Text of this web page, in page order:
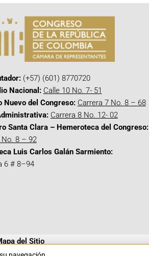
(+57) (601) 8770720
Nacional: Calle 10 No. 7- 51
Nuevo del Congreso: Carrera 7 No. 8 – 68
Carrera 8 No. 12- 02
Santa Clara – Hemeroteca del Congreso:
No. 8 – 92
Luis Carlos Galán Sarmiento:
6 # 8–94
del Sitio